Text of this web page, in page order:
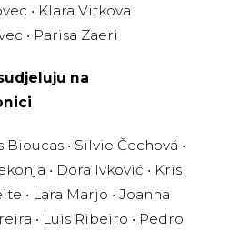
• Klara Vitkova
• Parisa Zaeri
na
• Silvie Čechová •
• Dora Ivković • Kris
• Lara Marjo • Joanna
• Luis Ribeiro • Pedro